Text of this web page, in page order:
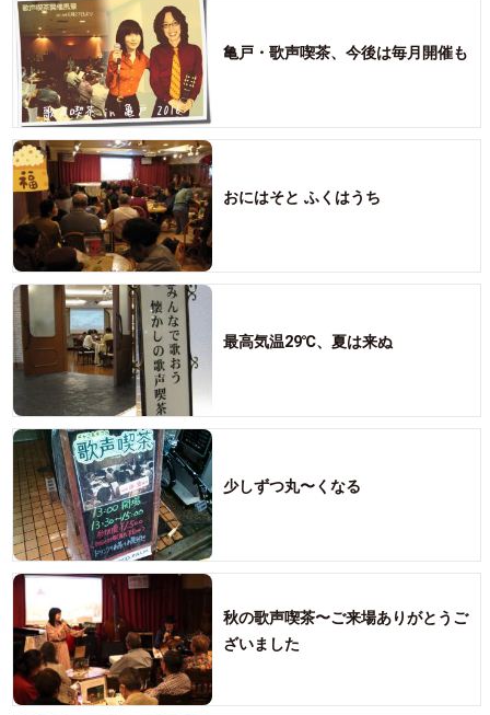
亀戸・歌声喫茶、今後は毎月開催も
おにはそと ふくはうち
最高気温29℃、夏は来ぬ
少しずつ丸〜くなる
秋の歌声喫茶〜ご来場ありがとうご
ざいました